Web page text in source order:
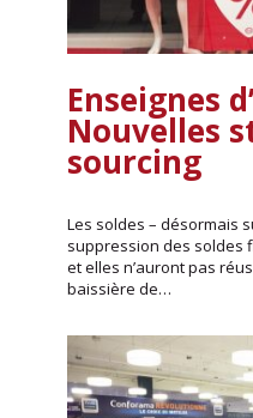
Enseignes
Nouvelles
sourcing
Les soldes – désormais
suppression des soldes
et elles n’auront pas
baissière de…